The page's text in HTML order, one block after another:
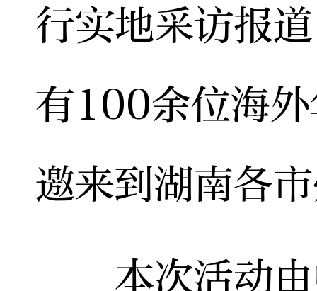
行实地采访报
有100余位海
邀来到湖南各
本次活动由